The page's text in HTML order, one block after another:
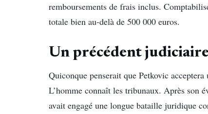
remboursements de frais inclus.
totale bien au-delà de 500 000 euros.
Un précédent
Quiconque penserait que Petkovic
L’homme connaît les tribunaux. Après son
avait engagé une longue bataille juridique